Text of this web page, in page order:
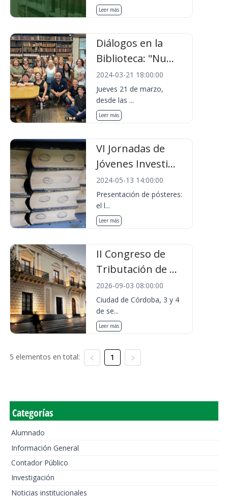
Leer más
Diálogos en la
Biblioteca: "Nu...
2024-03-21 18:00:00
Jueves 21 de marzo,
desde las ...
Leer más
VI Jornadas de
Jóvenes Investi...
2024-05-13 14:00:00
Presentación de pósteres:
el l...
Leer más
II Congreso de
Tributación de ...
2026-09-03 08:00:00
Ciudad de Córdoba, 3 y 4
de se...
Leer más
5 elementos en total: 1
Categorías
Alumnado
Información General
Contador Público
Investigación
Noticias institucionales